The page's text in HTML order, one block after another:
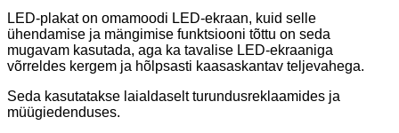
LED-plakat on omamoodi LED-ekraan, kuid selle
ühendamise ja mängimise funktsiooni tõttu on seda
mugavam kasutada, aga ka tavalise LED-ekraaniga
võrreldes kergem ja hõlpsasti kaasaskantav teljevahega.
Seda kasutatakse laialdaselt turundusreklaamides ja
müügiedenduses.